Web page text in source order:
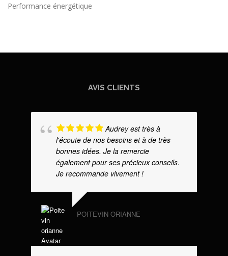
Performance énergétique
AVIS CLIENTS
Audrey est très à
l'écoute de nos besoins et à de très
bonnes idées. Je la remercie
également pour ses précieux conseils.
Je recommande vivement !
POITEVIN ORIANNE